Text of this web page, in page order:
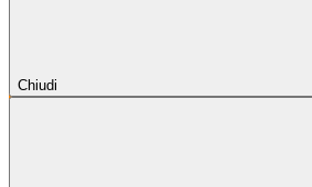
Chiudi